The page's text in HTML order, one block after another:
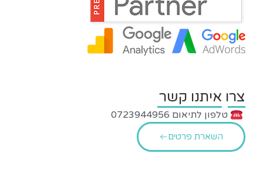
צרו איתנו קשר
טלפון לתיאום 0723944956
השארת פרטים